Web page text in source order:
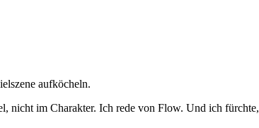
aufköcheln.
nicht im Charakter. Ich rede von Flow. Und ich fürchte,